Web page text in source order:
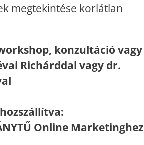
megtekintése korlátlan
konzultáció vagy
Richárddal vagy dr.
Online Marketinghez